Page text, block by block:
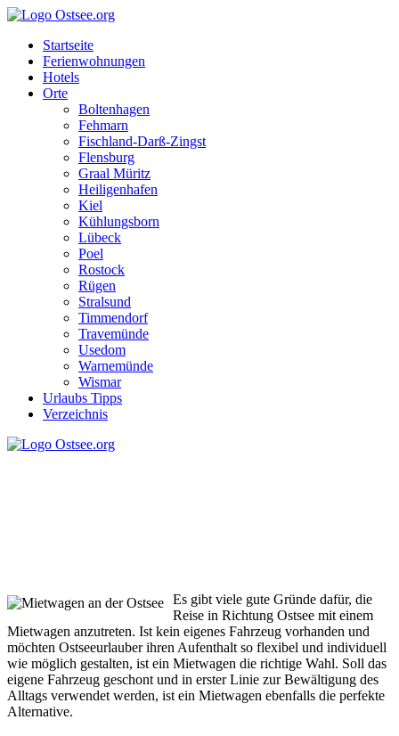
Startseite
Ferienwohnungen
Hotels
Orte
Boltenhagen
Fehmarn
Fischland-Darß-Zingst
Flensburg
Graal Müritz
Heiligenhafen
Kiel
Kühlungsborn
Lübeck
Poel
Rostock
Rügen
Stralsund
Timmendorf
Travemünde
Usedom
Warnemünde
Wismar
Urlaubs Tipps
Verzeichnis
Es gibt viele gute Gründe dafür, die
Reise in Richtung Ostsee mit einem
Mietwagen anzutreten. Ist kein eigenes Fahrzeug vorhanden und
möchten Ostseeurlauber ihren Aufenthalt so flexibel und individuell
wie möglich gestalten, ist ein Mietwagen die richtige Wahl. Soll das
eigene Fahrzeug geschont und in erster Linie zur Bewältigung des
Alltags verwendet werden, ist ein Mietwagen ebenfalls die perfekte
Alternative.